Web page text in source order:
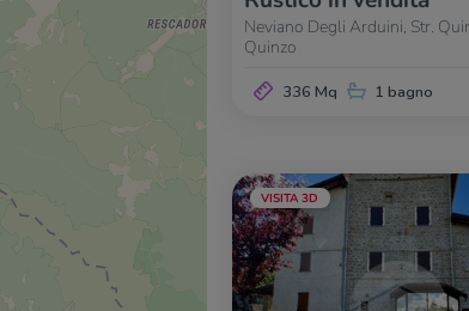
Neviano Degli Arduini, Str.
Quinzo
336 Mq 1 bagno
VISITA 3D